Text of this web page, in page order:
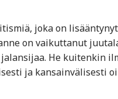
joka on
on vaikuttanut
He kuitenkin
ja kansainvälisesti